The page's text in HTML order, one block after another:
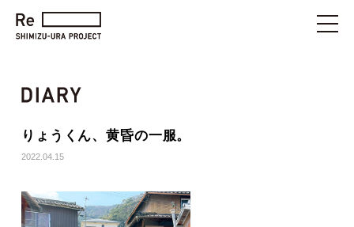
りょうくん、黄昏の一服。
2022.04.15